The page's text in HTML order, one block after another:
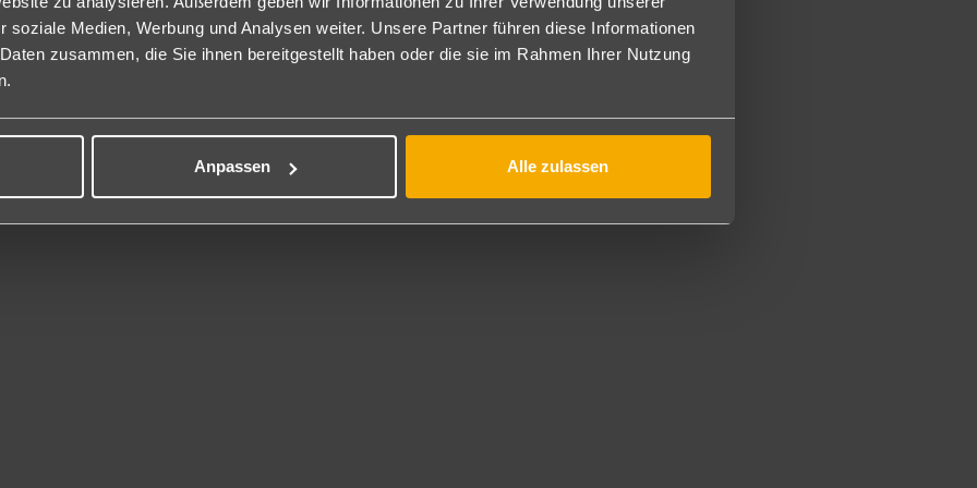
soziale Medien, Werbung und Analysen weiter. Unsere Partner führen diese Informationen
zusammen, die Sie ihnen bereitgestellt haben oder die sie im Rahmen Ihrer Nutzung
Anpassen Alle zulassen